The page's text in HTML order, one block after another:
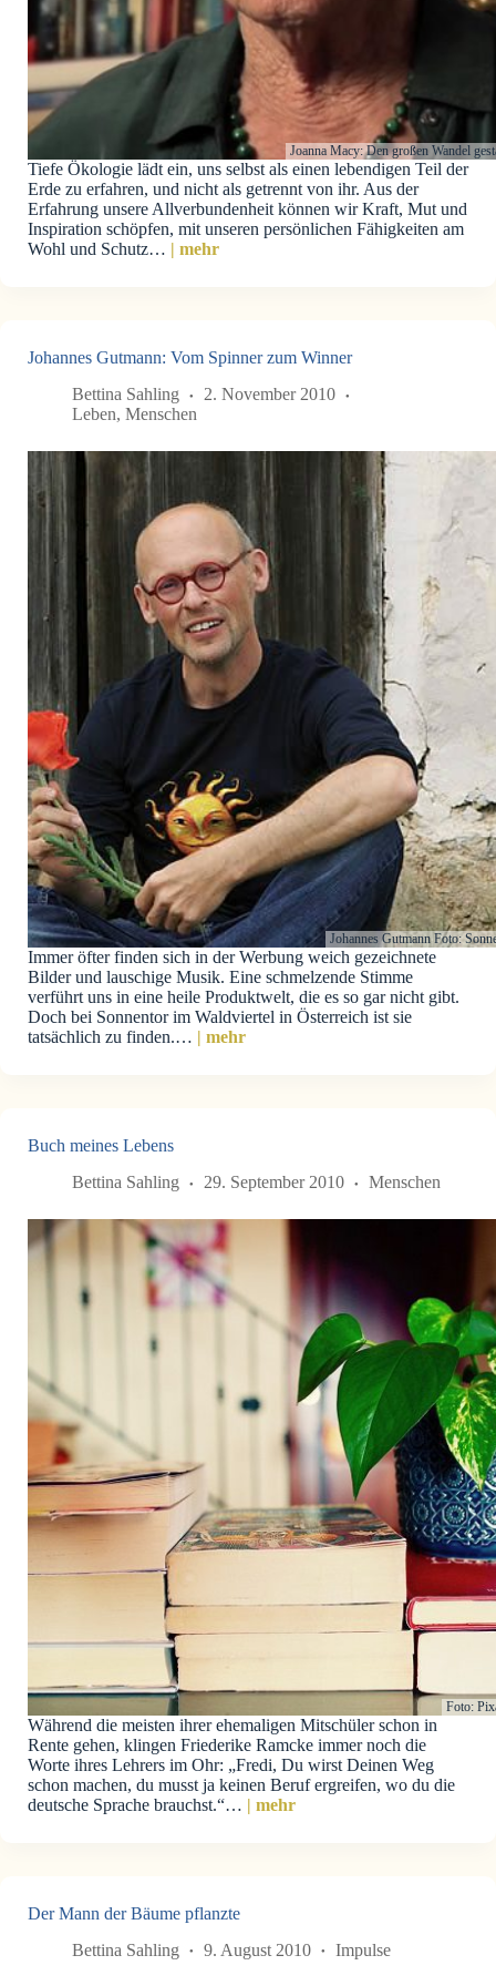
Joanna Macy: Den großen Wandel
Tiefe Ökologie lädt ein, uns selbst als einen lebendigen Teil der
Erde zu erfahren, und nicht als getrennt von ihr. Aus der
Erfahrung unsere Allverbundenheit können wir Kraft, Mut und
Inspiration schöpfen, mit unseren persönlichen Fähigkeiten am
Wohl und Schutz… | mehr
Johannes Gutmann: Vom Spinner zum Winner
Bettina Sahling
2. November 2010
Leben, Menschen
Johannes Gutmann Foto:
Immer öfter finden sich in der Werbung weich gezeichnete
Bilder und lauschige Musik. Eine schmelzende Stimme
verführt uns in eine heile Produktwelt, die es so gar nicht gibt.
Doch bei Sonnentor im Waldviertel in Österreich ist sie
tatsächlich zu finden.… | mehr
Buch meines Lebens
Bettina Sahling
29. September 2010 Menschen
Foto:
Während die meisten ihrer ehemaligen Mitschüler schon in
Rente gehen, klingen Friederike Ramcke immer noch die
Worte ihres Lehrers im Ohr: „Fredi, Du wirst Deinen Weg
schon machen, du musst ja keinen Beruf ergreifen, wo du die
deutsche Sprache brauchst.“… | mehr
Der Mann der Bäume pflanzte
Bettina Sahling
9. August 2010 Impulse